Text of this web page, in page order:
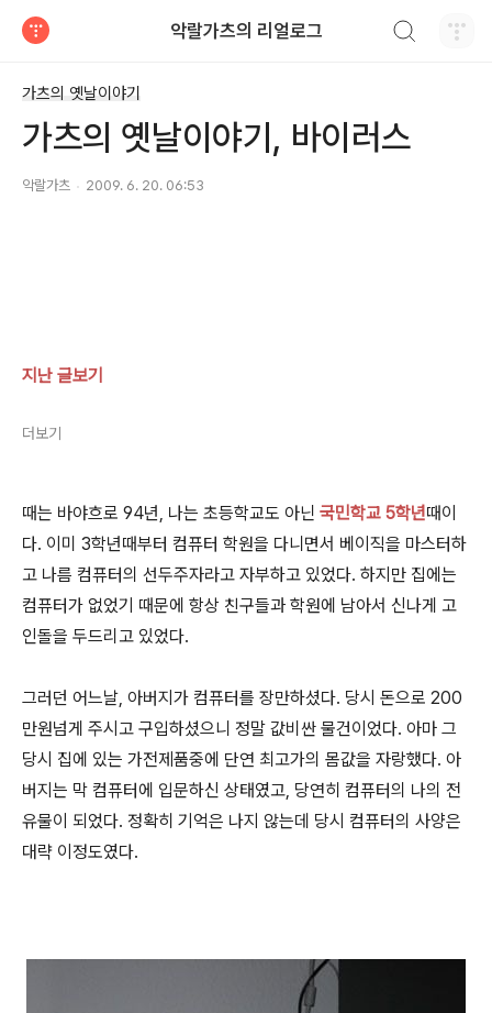
악랄가츠의 리얼로그
가츠의 옛날이야기
가츠의 옛날이야기, 바이러스
악랄가츠 2009. 6. 20. 06:53
지난 글보기
더보기
때는 바야흐로 94년, 나는 초등학교도 아닌 국민학교 5학년때이
다. 이미 3학년때부터 컴퓨터 학원을 다니면서 베이직을 마스터하
고 나름 컴퓨터의 선두주자라고 자부하고 있었다. 하지만 집에는
컴퓨터가 없었기 때문에 항상 친구들과 학원에 남아서 신나게 고
인돌을 두드리고 있었다.
그러던 어느날, 아버지가 컴퓨터를 장만하셨다. 당시 돈으로 200
만원넘게 주시고 구입하셨으니 정말 값비싼 물건이었다. 아마 그
당시 집에 있는 가전제품중에 단연 최고가의 몸값을 자랑했다. 아
버지는 막 컴퓨터에 입문하신 상태였고, 당연히 컴퓨터의 나의 전
유물이 되었다. 정확히 기억은 나지 않는데 당시 컴퓨터의 사양은
대략 이정도였다.